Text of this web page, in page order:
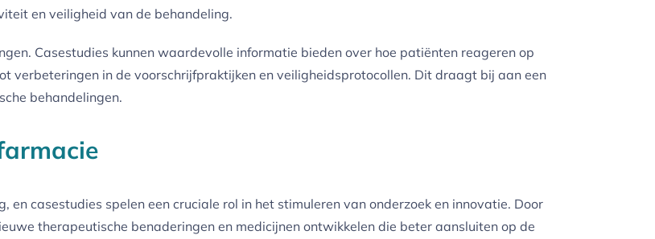
en veiligheid van de behandeling.
Casestudies kunnen waardevolle informatie bieden over hoe patiënten reageren op
verbeteringen in de voorschrijfpraktijken en veiligheidsprotocollen. Dit draagt bij aan een
behandelingen.
casestudies spelen een cruciale rol in het stimuleren van onderzoek en innovatie. Door
therapeutische benaderingen en medicijnen ontwikkelen die beter aansluiten op de